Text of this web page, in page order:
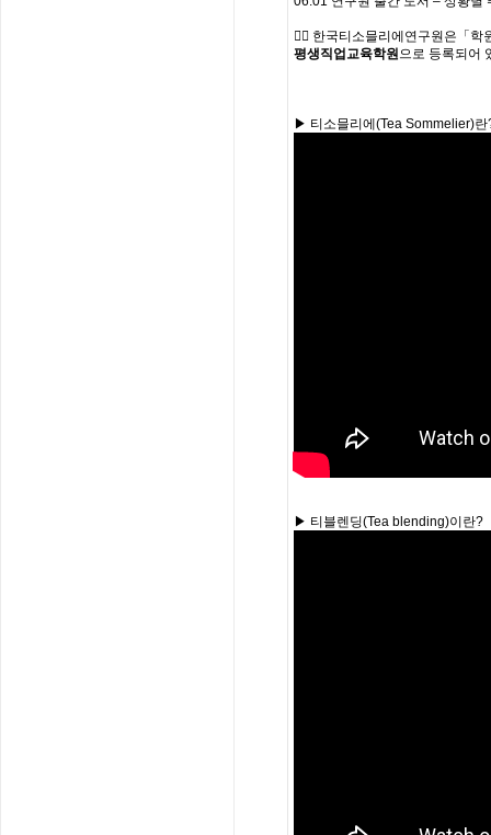
👉🏻 한국티소믈리에연구원은「
평생직업교육학원으로 등록되어
▶ 티소믈리에(Tea Sommelier)란
▶ 티블렌딩(Tea blending)이란?